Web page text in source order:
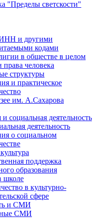
"Пределы светскости"
ИНН и другими
кодами
в обществе в целом
права человека
структуры
и практическое
им. А.Сахарова
социальная деятельность
деятельность
о социальном
поддержка
образования
школе
в культурно-
сфере
и СМИ
СМИ